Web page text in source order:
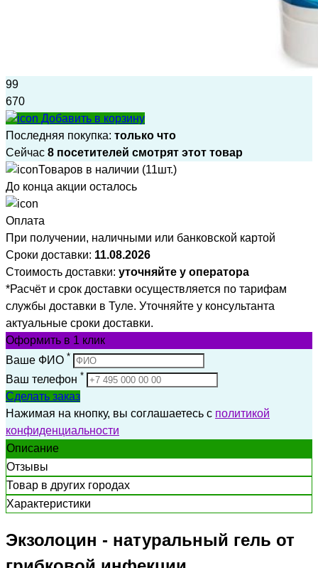
99
670
Добавить в корзину
Последняя покупка: только что
Сейчас 8 посетителей смотрят этот товар
Товаров в наличии (11шт.)
До конца акции осталось
Оплата
При получении, наличными или банковской картой
Сроки доставки: 11.08.2026
Стоимость доставки: уточняйте у оператора
*Расчёт и срок доставки осуществляется по тарифам
службы доставки в Туле. Уточняйте у консультанта
актуальные сроки доставки.
Оформить в 1 клик
Ваше ФИО *
Ваш телефон *
Сделать заказ
Нажимая на кнопку, вы соглашаетесь с политикой
конфиденциальности
Описание
Отзывы
Товар в других городах
Характеристики
Экзолоцин - натуральный гель от